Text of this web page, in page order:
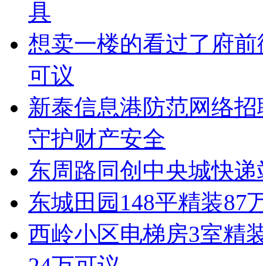
具
想卖一楼的看过了府
可议
新泰信息港防范网络
守护财产安全
东周路同创中央城快
东城田园148平精装87
西岭小区电梯房3室精